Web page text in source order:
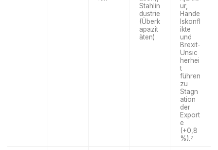
Stahlin
dustrie
(Überk
apazit
äten)
ur,
Hande
lskonfl
ikte
und
Brexit-
Unsic
herhei
t
führen
zu
Stagn
ation
der
Export
e
(+0,8
%). 2